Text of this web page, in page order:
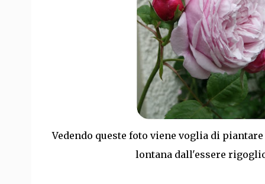
Vedendo queste foto viene voglia di
lontana dall'essere